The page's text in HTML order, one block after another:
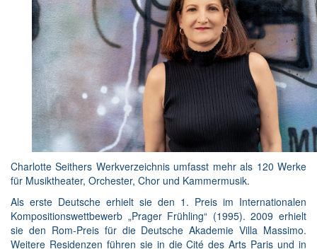
Charlotte Seithers Werkverzeichnis umfasst mehr als 120 Werke
für Musiktheater, Orchester, Chor und Kammermusik.
Als erste Deutsche erhielt sie den 1. Preis im Internationalen
Kompositionswettbewerb „Prager Frühling“ (1995). 2009 erhielt
sie den Rom-Preis für die Deutsche Akademie Villa Massimo.
Weitere Residenzen führen sie in die Cité des Arts Paris und in